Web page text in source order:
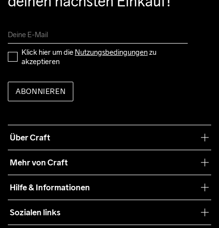
Klick hier um die Nutzungsbedingungen zu
akzeptieren
ABONNIEREN
Über Craft
Nachhaltigkeit
Mehr von Craft
Teamwear
Zusammenarbeit
Hilfe & Informationen
Retouren
Sozialen links